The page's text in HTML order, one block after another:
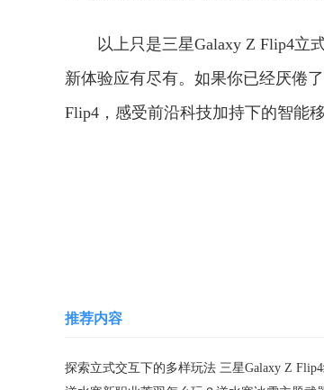
以上只是三星Galaxy Z Flip4立
新体验应有尽有。如果你已经厌倦
Flip4，感受前沿科技加持下的智能移
推荐内容
探索立式交互下的多样玩法 三星Galaxy Z